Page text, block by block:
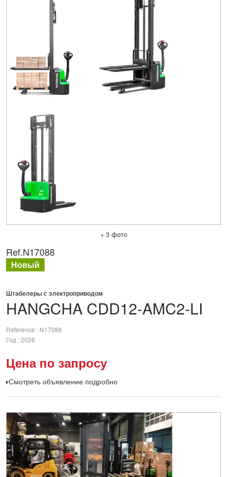
+ 3 фото
HANGCHA CDD12-AMC2-LI
Штабелеры с электроприводом
Référence
N17088
Год 2026
Цена по запросу
Смотреть объявление подробно
Ref.N17088
Новый